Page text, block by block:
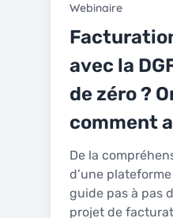
Webinaire
avec la
de zéro ?
comment
De la
d’une
guide pas à pas
projet de